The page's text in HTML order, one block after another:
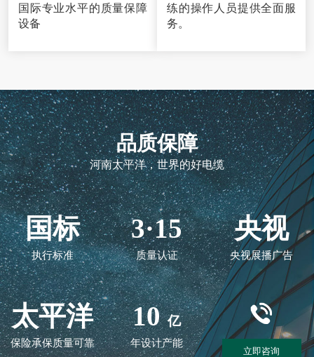
国际专业水平的质量保障
设备
练的操作人员提供全面服
务。
品质保障
河南太平洋，世界的好电缆
国标
执行标准
3·15
质量认证
央视
央视展播广告
太平洋
保险承保质量可靠
10 亿
年设计产能
立即咨询